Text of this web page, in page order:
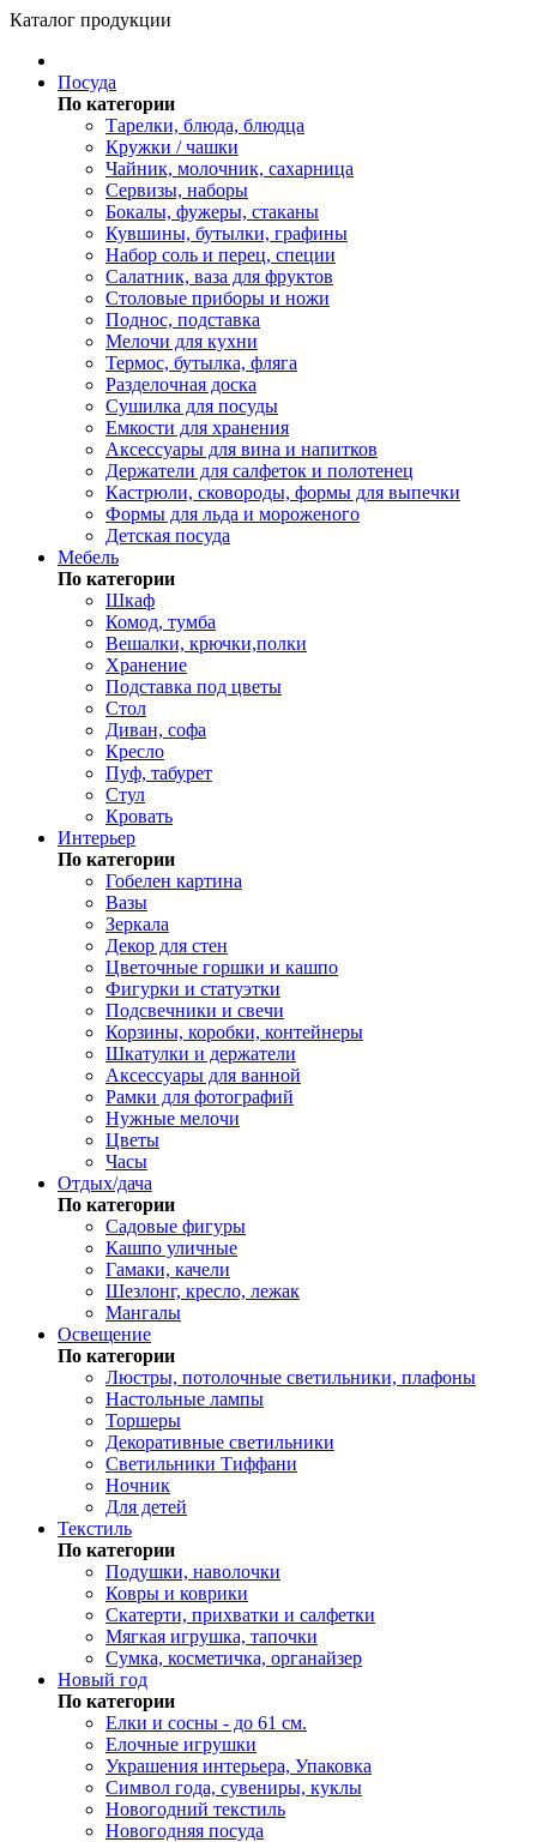
Каталог продукции
Посуда
По категории
Тарелки, блюда, блюдца
Кружки / чашки
Чайник, молочник, сахарница
Сервизы, наборы
Бокалы, фужеры, стаканы
Кувшины, бутылки, графины
Набор соль и перец, специи
Салатник, ваза для фруктов
Столовые приборы и ножи
Поднос, подставка
Мелочи для кухни
Термос, бутылка, фляга
Разделочная доска
Сушилка для посуды
Емкости для хранения
Аксессуары для вина и напитков
Держатели для салфеток и полотенец
Кастрюли, сковороды, формы для выпечки
Формы для льда и мороженого
Детская посуда
Мебель
По категории
Шкаф
Комод, тумба
Вешалки, крючки,полки
Хранение
Подставка под цветы
Стол
Диван, софа
Кресло
Пуф, табурет
Стул
Кровать
Интерьер
По категории
Гобелен картина
Вазы
Зеркала
Декор для стен
Цветочные горшки и кашпо
Фигурки и статуэтки
Подсвечники и свечи
Корзины, коробки, контейнеры
Шкатулки и держатели
Аксессуары для ванной
Рамки для фотографий
Нужные мелочи
Цветы
Часы
Отдых/дача
По категории
Садовые фигуры
Кашпо уличные
Гамаки, качели
Шезлонг, кресло, лежак
Мангалы
Освещение
По категории
Люстры, потолочные светильники, плафоны
Настольные лампы
Торшеры
Декоративные светильники
Светильники Тиффани
Ночник
Для детей
Текстиль
По категории
Подушки, наволочки
Ковры и коврики
Скатерти, прихватки и салфетки
Мягкая игрушка, тапочки
Сумка, косметичка, органайзер
Новый год
По категории
Елки и сосны - до 61 см.
Елочные игрушки
Украшения интерьера, Упаковка
Символ года, сувениры, куклы
Новогодний текстиль
Новогодняя посуда